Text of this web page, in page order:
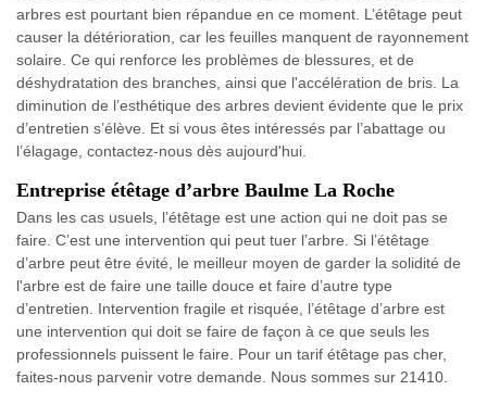
arbres est pourtant bien répandue en ce moment. L’étêtage peut
causer la détérioration, car les feuilles manquent de rayonnement
solaire. Ce qui renforce les problèmes de blessures, et de
déshydratation des branches, ainsi que l'accélération de bris. La
diminution de l’esthétique des arbres devient évidente que le prix
d’entretien s’élève. Et si vous êtes intéressés par l’abattage ou
l’élagage, contactez-nous dès aujourd'hui.
Entreprise étêtage d’arbre Baulme La Roche
Dans les cas usuels, l’étêtage est une action qui ne doit pas se
faire. C’est une intervention qui peut tuer l’arbre. Si l’étêtage
d’arbre peut être évité, le meilleur moyen de garder la solidité de
l'arbre est de faire une taille douce et faire d’autre type
d’entretien. Intervention fragile et risquée, l’étêtage d’arbre est
une intervention qui doit se faire de façon à ce que seuls les
professionnels puissent le faire. Pour un tarif étêtage pas cher,
faites-nous parvenir votre demande. Nous sommes sur 21410.